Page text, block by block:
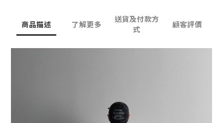
商品描述 了解更多
送貨及付款方
式
顧客評價